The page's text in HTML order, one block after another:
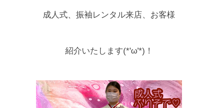
成人式、振袖レンタル来店、お客様
紹介いたします(*'ω'*)！